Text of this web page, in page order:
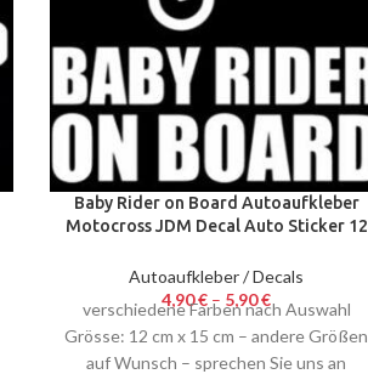
Baby Rider on Board Autoaufkleber
Motocross JDM Decal Auto Sticker 12
Autoaufkleber / Decals
4,90€ – 5,90€
verschiedene Farben nach Auswahl
Grösse: 12 cm x 15 cm – andere Größen
auf Wunsch – sprechen Sie uns an